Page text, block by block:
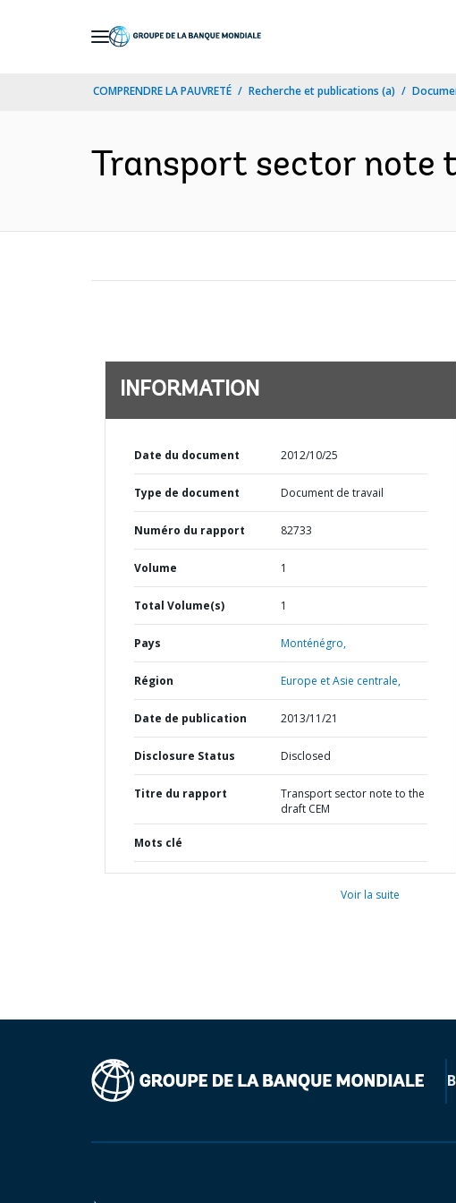
COMPRENDRE LA PAUVRETÉ Recherche et publications (a)
Transport sector note
INFORMATION
Date du document 2012/10/25
Type de document Document de travail
Numéro du rapport 82733
Volume 1
Total Volume(s) 1
Pays Monténégro,
Région Europe et Asie centrale,
Date de publication 2013/11/21
Disclosure Status Disclosed
Titre du rapport
Transport sector note to the
draft CEM
Mots clé
Voir la suite